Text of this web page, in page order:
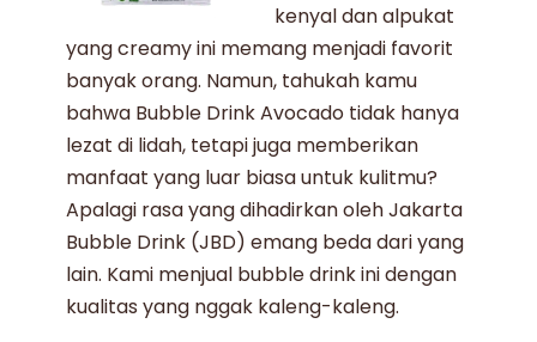
kenyal dan alpukat
yang creamy ini memang menjadi favorit
banyak orang. Namun, tahukah kamu
bahwa Bubble Drink Avocado tidak hanya
lezat di lidah, tetapi juga memberikan
manfaat yang luar biasa untuk kulitmu?
Apalagi rasa yang dihadirkan olehJakarta
Bubble Drink (JBD) emang beda dari yang
lain. Kami menjual bubble drinkini dengan
kualitas yang nggak kaleng-kaleng.